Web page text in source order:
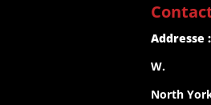
Addresse :
W.
North